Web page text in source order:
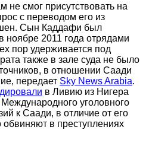
смог присутствовать на
с переводом его из
Сын Каддафи был
ноябре 2011 года отрядами
пор удерживается под
также в зале суда не было
в отношении Саади
передает Sky News Arabia.
в Ливию из Нигера
уголовного
к Саади, в отличие от его
обвиняют в преступлениях